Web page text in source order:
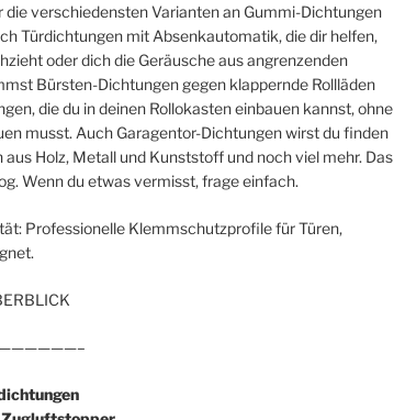
die verschiedensten Varianten an Gummi-Dichtungen
Türdichtungen mit Absenkautomatik, die dir helfen,
oder dich die Geräusche aus angrenzenden
Bürsten-Dichtungen gegen klappernde Rollläden
die du in deinen Rollokasten einbauen kannst, ohne
musst. Auch Garagentor-Dichtungen wirst du finden
Holz, Metall und Kunststoff und noch viel mehr. Das
Wenn du etwas vermisst, frage einfach.
Professionelle Klemmschutzprofile für Türen,